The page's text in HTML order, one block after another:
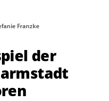
Franzke
der